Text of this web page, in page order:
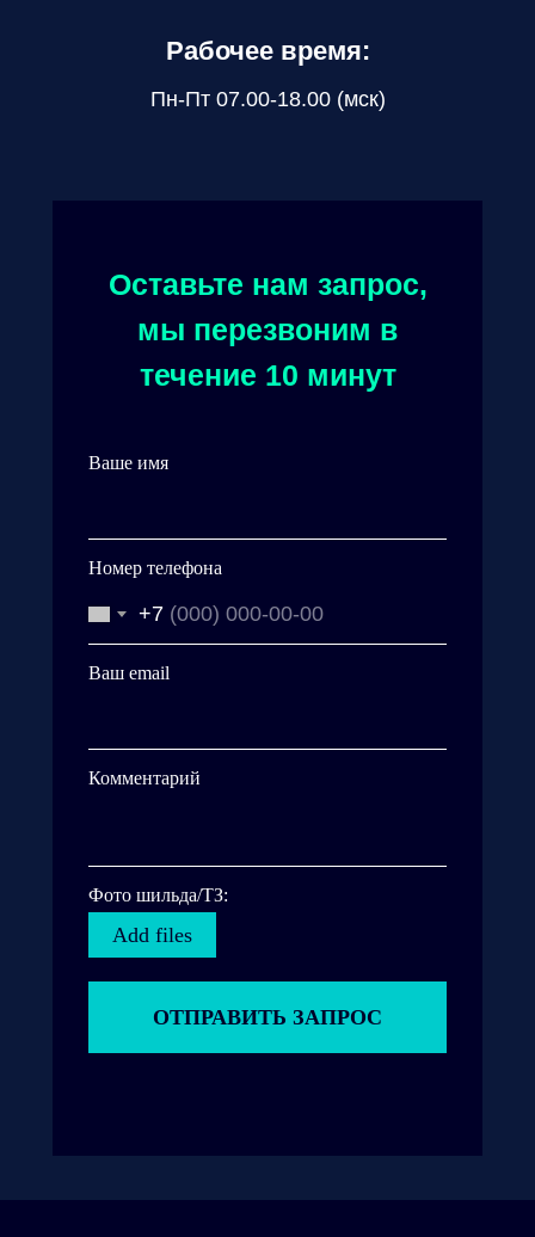
Оставьте нам запрос,
мы перезвоним в
течение 10 минут
Ваше имя
Номер телефона
+7
Ваш email
Комментарий
Фото шильда/ТЗ:
Add files
ОТПРАВИТЬ ЗАПРОС
Пн-Пт 07.00-18.00 (мск)
Рабочее время: